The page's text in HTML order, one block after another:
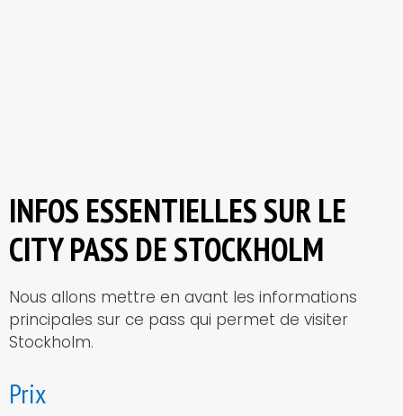
INFOS ESSENTIELLES SUR LE
CITY PASS DE STOCKHOLM
Nous allons mettre en avant les informations
principales sur ce pass qui permet de visiter
Stockholm.
Prix